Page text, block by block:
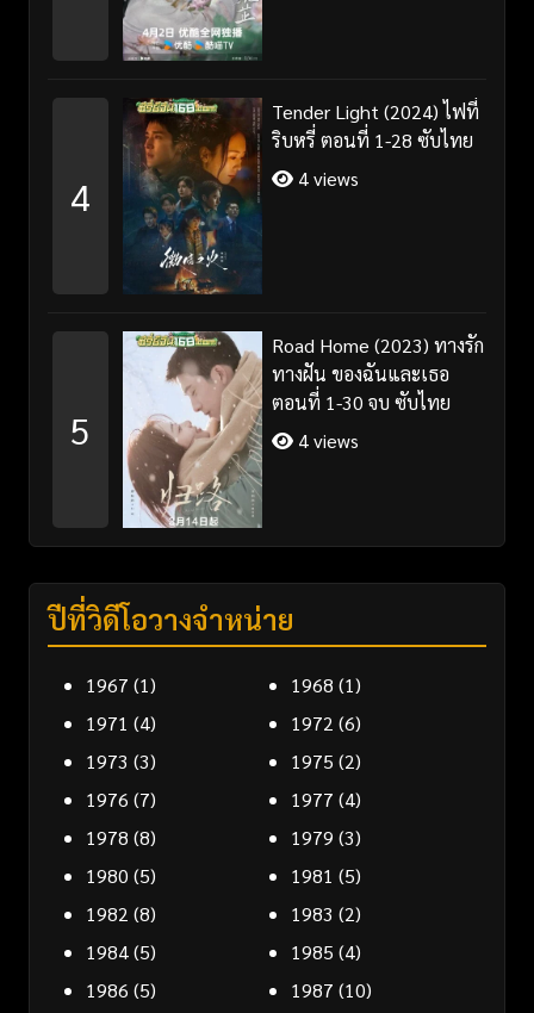
4
Tender Light (2024) ไฟที่
ริบหรี่ ตอนที่ 1-28 ซับไทย
4 views
5
Road Home (2023) ทางรัก
ทางฝัน ของฉันและเธอ
ตอนที่ 1-30 จบ ซับไทย
4 views
ปีที่วิดีโอวางจำหน่าย
1967 (1) 1968 (1)
1971 (4) 1972 (6)
1973 (3) 1975 (2)
1976 (7) 1977 (4)
1978 (8) 1979 (3)
1980 (5) 1981 (5)
1982 (8) 1983 (2)
1984(5) 1985 (4)
1986 (5) 1987 (10)